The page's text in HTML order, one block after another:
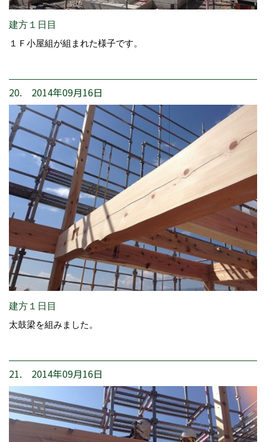
建方１日目
１Ｆ小屋組が組まれた様子です。
20. 2014年09月16日
建方１日目
太鼓梁を組みました。
21. 2014年09月16日